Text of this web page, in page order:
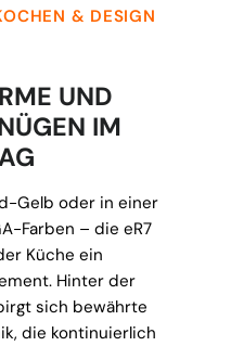
& DESIGN
UND
IM
Gelb oder in einer
Farben – die eR7
Küche ein
Hinter der
sich bewährte
die kontinuierlich